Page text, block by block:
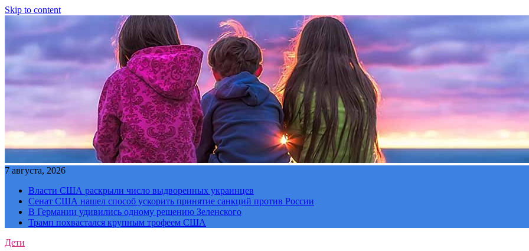
Skip to content
7 августа, 2026
Власти США раскрыли число выдворенных украинцев
Сенат США нашел способ ускорить принятие санкций против России
В Германии удивились одному решению Зеленского
Трамп похвастался крупным трофеем США
Дети